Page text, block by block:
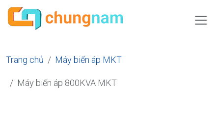
Trang chủ Máy biến áp MKT
Máy biến áp 800KVA MKT